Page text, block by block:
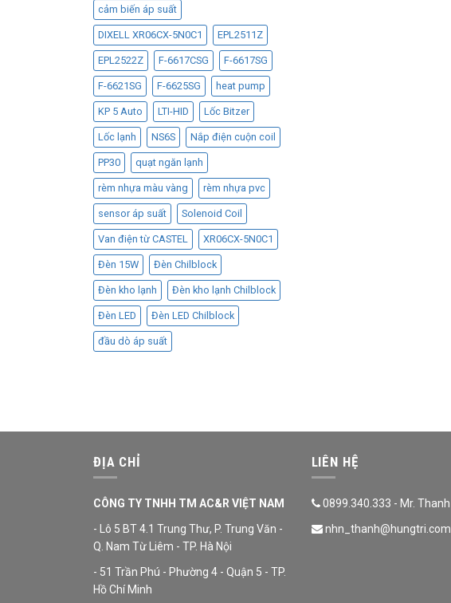
cảm biến áp suất
DIXELL XR06CX-5N0C1 EPL2511Z
EPL2522Z F-6617CSG F-6617SG
F-6621SG F-6625SG heat pump
KP 5 Auto LTI-HID Lốc Bitzer
Lốc lạnh NS6S Nắp điện cuộn coil
PP30 quạt ngăn lạnh
rèm nhựa màu vàng rèm nhựa pvc
sensor áp suất Solenoid Coil
Van điện từ CASTEL XR06CX-5N0C1
Đèn 15W Đèn Chilblock
Đèn kho lạnh Đèn kho lạnh Chilblock
Đèn LED Đèn LED Chilblock
đầu dò áp suất
ĐỊA CHỈ
CÔNG TY TNHH TM AC&R VIỆT NAM
- Lô 5 BT 4.1 Trung Thư, P. Trung Văn -
Q. Nam Từ Liêm - TP. Hà Nội
- 51 Trần Phú - Phường 4 - Quận 5 - TP.
Hồ Chí Minh
LIÊN HỆ
0899.340.333 - Mr. Thanh
nhn_thanh@hungtri.com